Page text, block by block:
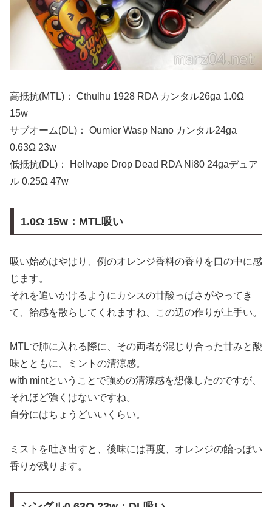
高抵抗(MTL)： Cthulhu 1928 RDA カンタル26ga 1.0Ω
15w
サブオーム(DL)： Oumier Wasp Nano カンタル24ga
0.63Ω 23w
低抵抗(DL)： Hellvape Drop Dead RDA Ni80 24gaデュア
ル 0.25Ω 47w
1.0Ω 15w：MTL吸い
吸い始めはやはり、例のオレンジ香料の香りを口の中に感
じます。
それを追いかけるようにカシスの甘酸っぱさがやってき
て、飴感を散らしてくれますね、この辺の作りが上手い。
MTLで肺に入れる際に、その両者が混じり合った甘みと酸
味とともに、ミントの清涼感。
with mintということで強めの清涼感を想像したのですが、
それほど強くはないですね。
自分にはちょうどいいくらい。
ミストを吐き出すと、後味には再度、オレンジの飴っぽい
香りが残ります。